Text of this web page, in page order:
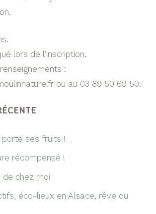
lors de l’inscription.
:
ou au 03 89 50 69 50.
porte ses fruits !
récompensé !
de chez moi
éco-lieux en Alsace, rêve ou